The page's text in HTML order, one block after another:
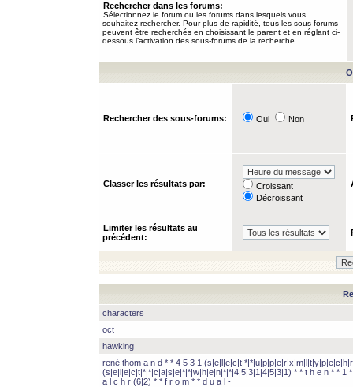
Rechercher dans les forums:
Sélectionnez le forum ou les forums dans lesquels vous
souhaitez rechercher. Pour plus de rapidité, tous les sous-forums
peuvent être recherchés en choisissant le parent et en réglant ci-
dessous l’activation des sous-forums de la recherche.
Rechercher des sous-forums: Oui Non
Classer les résultats par:
Croissant
Décroissant
Limiter les résultats au
précédent:
characters
oct
hawking
rené thom a n d * * 4 5 3 1
(s|e|l|e|c|t|*|*|c|a|s|e|*|*|w|h|e|n|*|*|4|5|3|1|4|5|3|1) * * t h e n * * 1
a l c h r (6|2) * * f r o m * * d u a l -